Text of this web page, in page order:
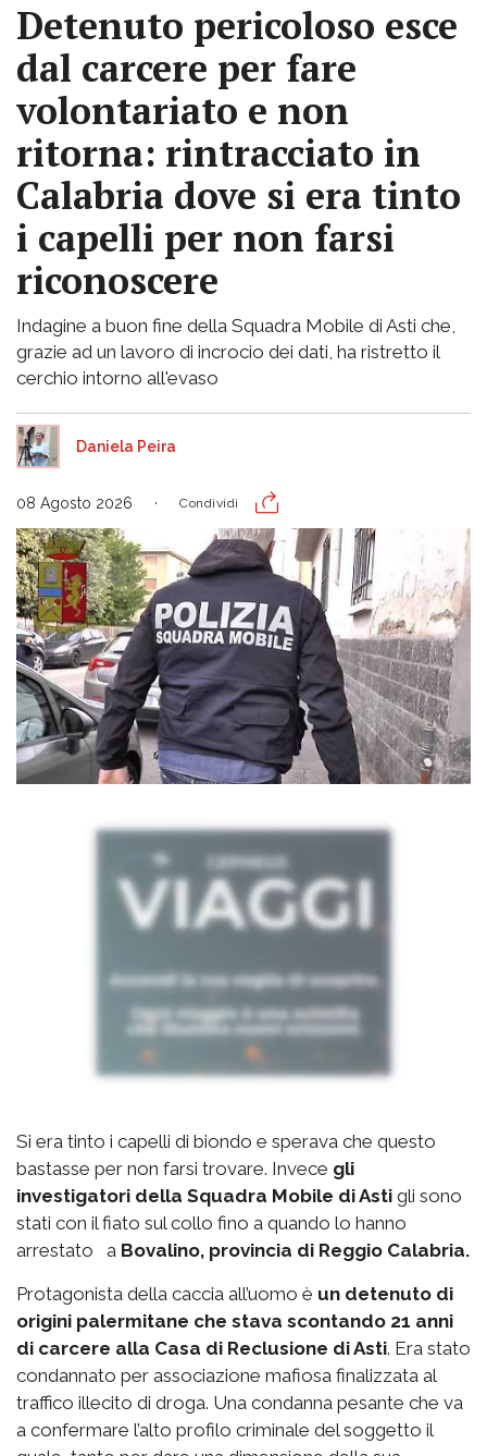
Detenuto pericoloso esce
dal carcere per fare
volontariato e non
ritorna: rintracciato in
Calabria dove si era tinto
i capelli per non farsi
riconoscere
Indagine a buon fine della Squadra Mobile di Asti che,
grazie ad un lavoro di incrocio dei dati, ha ristretto il
cerchio intorno all'evaso
Daniela Peira
08 Agosto 2026 Condividi
Si era tinto i capelli di biondo e sperava che questo
bastasse per non farsi trovare. Invece gli
investigatori della Squadra Mobile di Asti gli sono
stati con il fiato sul collo fino a quando lo hanno
arrestato a Bovalino, provincia di Reggio Calabria.
Protagonista della caccia all’uomo è un detenuto di
origini palermitane che stava scontando 21 anni
di carcere alla Casa di Reclusione di Asti. Era stato
condannato per associazione mafiosa finalizzata al
traffico illecito di droga. Una condanna pesante che va
a confermare l’alto profilo criminale del soggetto il